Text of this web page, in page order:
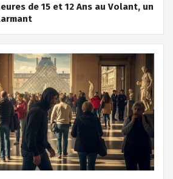
de 15 et 12 Ans au Volant, un